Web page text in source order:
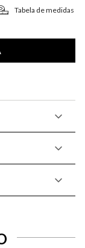
Tabela de medidas